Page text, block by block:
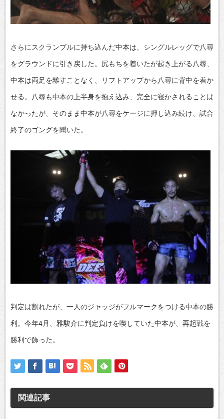
さらにスクランブルに持ち込んだ中本は、シングルレッグで八尋
をグラウンドに引き戻した。尻もちを着いたが起き上がる八尋、
中本は両足を離すことなく、リフトアップから八尋に背中を着か
せる。八尋も中本の上半身を抱え込み、完全に寝かされることは
なかったが、そのまま中本が八尋をケージに押し込み続け、試合
終了のゴングを聞いた。
判定は割れたが、一人のジャッジがフルマークをつける中本の勝
利。今年4月、雅駿介に判定負けを喫していた中本が、再起戦を
勝利で飾った。
関連記事